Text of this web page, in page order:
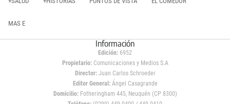
MAS E
Información
Edición: 6952
Propietario:Comunicaciones y Medios S.A
Director: Juan Carlos Schroeder
Editor General:Ángel Casagrande
Domicilio:Fotheringham 445, Neuquén (CP 8300)